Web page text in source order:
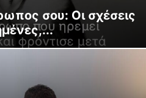
σου: Οι σχέσεις